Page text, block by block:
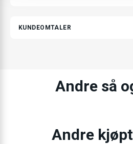
KUNDEOMTALER
Andre så
Andre